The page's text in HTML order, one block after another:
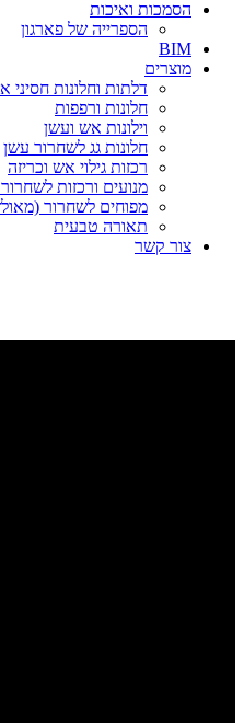
הסמכות ואיכות
הספרייה של פארגון
BIM
מוצרים‎
דלתות וחלונות חסיני
חלונות ורפפות
וילונות אש ועשן
חלונות גג לשחרור עשן
רכזות גילוי אש וכריזה
מנועים ורכזות
מפוחים לשחרור
תאורה טבעית
צור קשר